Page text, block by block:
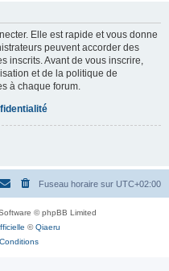
Elle est rapide et vous donne
peuvent accorder des
inscrits. Avant de vous inscrire,
et de la politique de
à chaque forum.
Fuseau horaire sur UTC+02:00
© phpBB Limited
©Qiaeru
Conditions